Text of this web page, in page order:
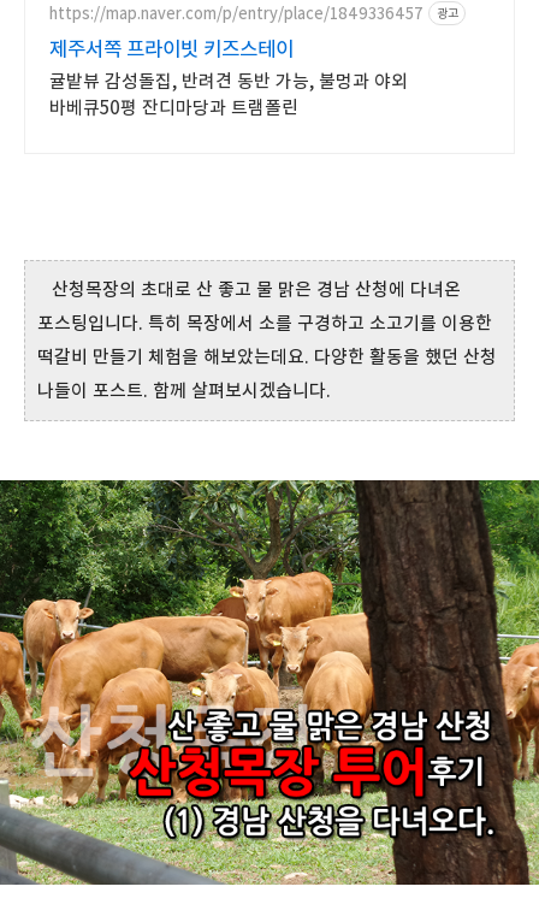
https://map.naver.com/p/entry/place/1849336457 광고
제주서쪽 프라이빗 키즈스테이
귤밭뷰 감성돌집, 반려견 동반 가능, 불멍과 야외
바베큐50평 잔디마당과 트램폴린
산청목장의 초대로 산 좋고 물 맑은 경남 산청에 다녀온
포스팅입니다. 특히 목장에서 소를 구경하고 소고기를 이용한
떡갈비 만들기 체험을 해보았는데요. 다양한 활동을 했던 산청
나들이 포스트. 함께 살펴보시겠습니다.